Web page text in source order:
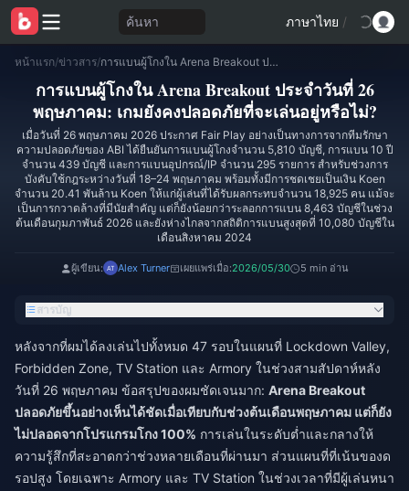
ค้นหา ภาษาไทย /
หน้าแรก/ข่าวสาร/ การแบนผู้โกงใน Arena Breakout ประจำวันที่ 26 พฤษภาคม: เกมยังคงปลอดภัยที่จะเล่นอยู่หรือไม่?
การแบนผู้โกงใน Arena Breakout ประจำวันที่ 26
พฤษภาคม: เกมยังคงปลอดภัยที่จะเล่นอยู่หรือไม่?
เมื่อวันที่ 26 พฤษภาคม 2026 ประกาศ Fair Play อย่างเป็นทางการจากทีมรักษา
ความปลอดภัยของ ABI ได้ยืนยันการแบนผู้โกงจำนวน 5,810 บัญชี, การแบน 10 ปี
จำนวน 439 บัญชี และการแบนอุปกรณ์/IP จำนวน 295 รายการ สำหรับช่วงการ
บังคับใช้กฎระหว่างวันที่ 18–24 พฤษภาคม พร้อมทั้งมีการชดเชยเป็นเงิน Koen
จำนวน 20.41 พันล้าน Koen ให้แก่ผู้เล่นที่ได้รับผลกระทบจำนวน 18,925 คน แม้จะ
เป็นการกวาดล้างที่มีนัยสำคัญ แต่ก็ยังน้อยกว่าระลอกการแบน 8,463 บัญชีในช่วง
ต้นเดือนกุมภาพันธ์ 2026 และยังห่างไกลจากสถิติการแบนสูงสุดที่ 10,080 บัญชีใน
เดือนสิงหาคม 2024
ผู้เขียน: Alex Turner เผยแพร่เมื่อ:2026/05/30 5 min อ่าน
สารบัญ
หลังจากที่ผมได้ลงเล่นไปทั้งหมด 47 รอบในแผนที่ Lockdown Valley,
Forbidden Zone, TV Station และ Armory ในช่วงสามสัปดาห์หลัง
วันที่ 26 พฤษภาคม ข้อสรุปของผมชัดเจนมาก: Arena Breakout
ปลอดภัยขึ้นอย่างเห็นได้ชัดเมื่อเทียบกับช่วงต้นเดือนพฤษภาคม แต่ก็ยัง
ไม่ปลอดจากโปรแกรมโกง 100% การเล่นในระดับต่ำและกลางให้
ความรู้สึกที่สะอาดกว่าช่วงหลายเดือนที่ผ่านมา ส่วนแผนที่ที่เน้นของด
รอปสูง โดยเฉพาะ Armory และ TV Station ในช่วงเวลาที่มีผู้เล่นหนา